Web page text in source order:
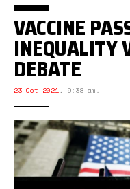
VACCINE
INEQUALITY
DEBATE
23 Oct 2021, 9:38 am.